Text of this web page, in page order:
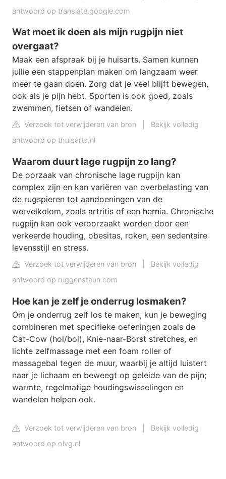
antwoord op translate.google.com
Wat moet ik doen als mijn rugpijn niet
overgaat?
Maak een afspraak bij je huisarts. Samen kunnen
jullie een stappenplan maken om langzaam weer
meer te gaan doen. Zorg dat je veel blijft bewegen,
ook als je pijn hebt. Sporten is ook goed, zoals
zwemmen, fietsen of wandelen.
Verzoek tot verwijderen van bron
Bekijk volledig
antwoord op thuisarts.nl
Waarom duurt lage rugpijn zo lang?
De oorzaak van chronische lage rugpijn kan
complex zijn en kan variëren van overbelasting van
de rugspieren tot aandoeningen van de
wervelkolom, zoals artritis of een hernia. Chronische
rugpijn kan ook veroorzaakt worden door een
verkeerde houding, obesitas, roken, een sedentaire
levensstijl en stress.
Verzoek tot verwijderen van bron
Bekijk volledig
antwoord op ruggensteun.com
Hoe kan je zelf je onderrug losmaken?
Om je onderrug zelf los te maken, kun je beweging
combineren met specifieke oefeningen zoals de
Cat-Cow (hol/bol), Knie-naar-Borst stretches, en
lichte zelfmassage met een foam roller of
massagebal tegen de muur, waarbij je altijd luistert
naar je lichaam en beweegt op geleide van de pijn;
warmte, regelmatige houdingswisselingen en
wandelen helpen ook.
Verzoek tot verwijderen van bron
Bekijk volledig
antwoord op olvg.nl